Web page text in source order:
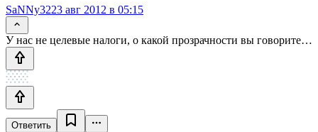
SaNNy3223 авг 2012 в 05:15
У нас не целевые налоги, о какой прозрачности вы говорите…
Ответить